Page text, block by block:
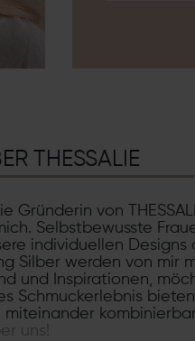
THESSALIE
von
Selbstbewusste
individuellen Designs
Silber werden von mir
und Inspirationen,
Schmuckerlebnis
uns!